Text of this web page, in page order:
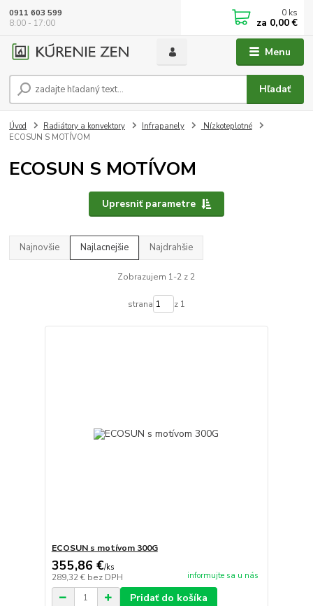
Menu
Hľadať
0911 603 599
8:00 - 17:00
0 ks
za 0,00 €
Úvod Radiátory a konvektory Infrapanely
Nízkoteplotné
ECOSUN S MOTÍVOM
ECOSUN S MOTÍVOM
Upresniť parametre
Najnovšie Najlacnejšie Najdrahšie
Zobrazujem 1-2 z 2
strana z 1
ECOSUN s motívom 300G
355,86 €/ks
289,32 € bez DPH informujte sa u nás
Pridať do košíka